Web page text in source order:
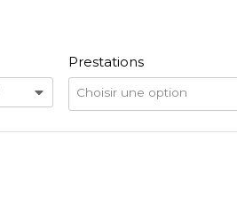
Prestations
Choisir une option